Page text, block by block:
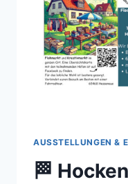
DIE
AUSSTELLUNGEN &
🏁